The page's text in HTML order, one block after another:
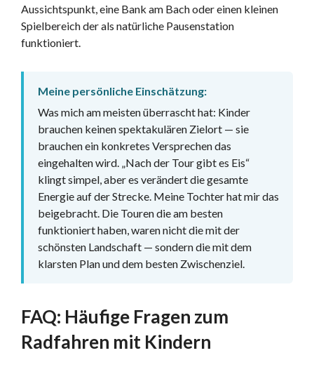
Aussichtspunkt, eine Bank am Bach oder einen kleinen
Spielbereich der als natürliche Pausenstation
funktioniert.
Meine persönliche Einschätzung:
Was mich am meisten überrascht hat: Kinder
brauchen keinen spektakulären Zielort — sie
brauchen ein konkretes Versprechen das
eingehalten wird. „Nach der Tour gibt es Eis“
klingt simpel, aber es verändert die gesamte
Energie auf der Strecke. Meine Tochter hat mir das
beigebracht. Die Touren die am besten
funktioniert haben, waren nicht die mit der
schönsten Landschaft — sondern die mit dem
klarsten Plan und dem besten Zwischenziel.
FAQ: Häufige Fragen zum
Radfahren mit Kindern